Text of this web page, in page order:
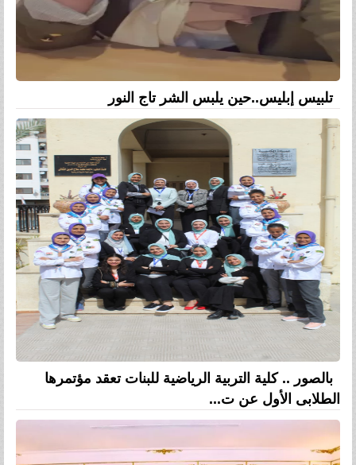
تلبيس إبليس..حين يلبس الشر تاج النور
بالصور .. كلية التربية الرياضية للبنات تعقد مؤتمرها
الطلابى الأول عن ت...